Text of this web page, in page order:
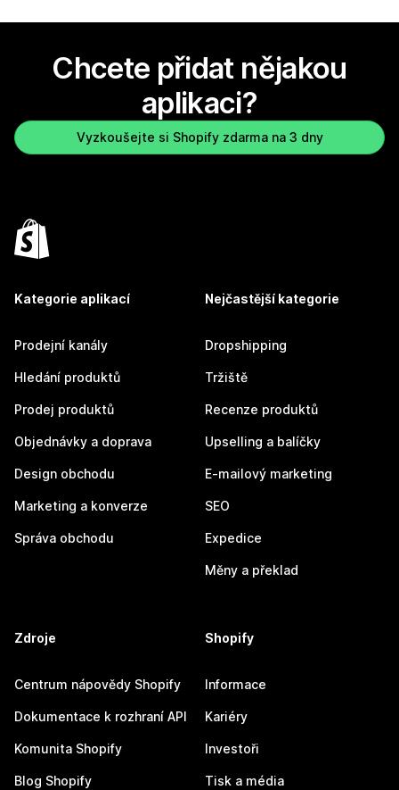
Chcete přidat nějakou
aplikaci?
Vyzkoušejte si Shopify zdarma na 3 dny
Kategorie aplikací
Prodejní kanály
Hledání produktů
Prodej produktů
Objednávky a doprava
Design obchodu
Marketing a konverze
Správa obchodu
Nejčastější kategorie
Dropshipping
Tržiště
Recenze produktů
Upselling a balíčky
E-mailový marketing
SEO
Expedice
Měny a překlad
Zdroje
Centrum nápovědy Shopify
Dokumentace k rozhraní API
Komunita Shopify
Blog Shopify
Shopify
Informace
Kariéry
Investoři
Tisk a média